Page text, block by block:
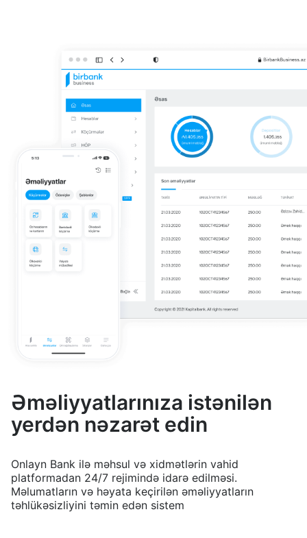
Əməliyyatlarınıza istənilən
yerdən nəzarət edin
Onlayn Bank ilə məhsul və xidmətlərin vahid
platformadan 24/7 rejimində idarə edilməsi.
Məlumatların və həyata keçirilən əməliyyatların
təhlükəsizliyini təmin edən sistem